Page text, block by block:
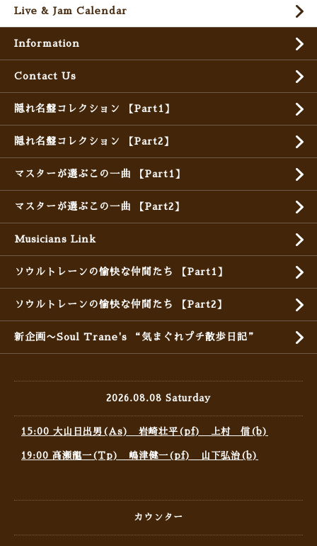
Live & Jam Calendar
Information
Contact Us
隠れ名盤コレクション 【Part1】
隠れ名盤コレクション 【Part2】
マスターが選ぶこの一曲 【Part1】
マスターが選ぶこの一曲 【Part2】
Musicians Link
ソウルトレーンの愉快な仲間たち 【Part1】
ソウルトレーンの愉快な仲間たち 【Part2】
新企画〜Soul Trane's “気まぐれプチ散歩日記”
2026.08.08 Saturday
15:00 大山日出男(As) 岩崎壮平(pf) 上村 信(b)
19:00 高瀬龍一(Tp) 嶋津健一(pf) 山下弘治(b)
カウンター